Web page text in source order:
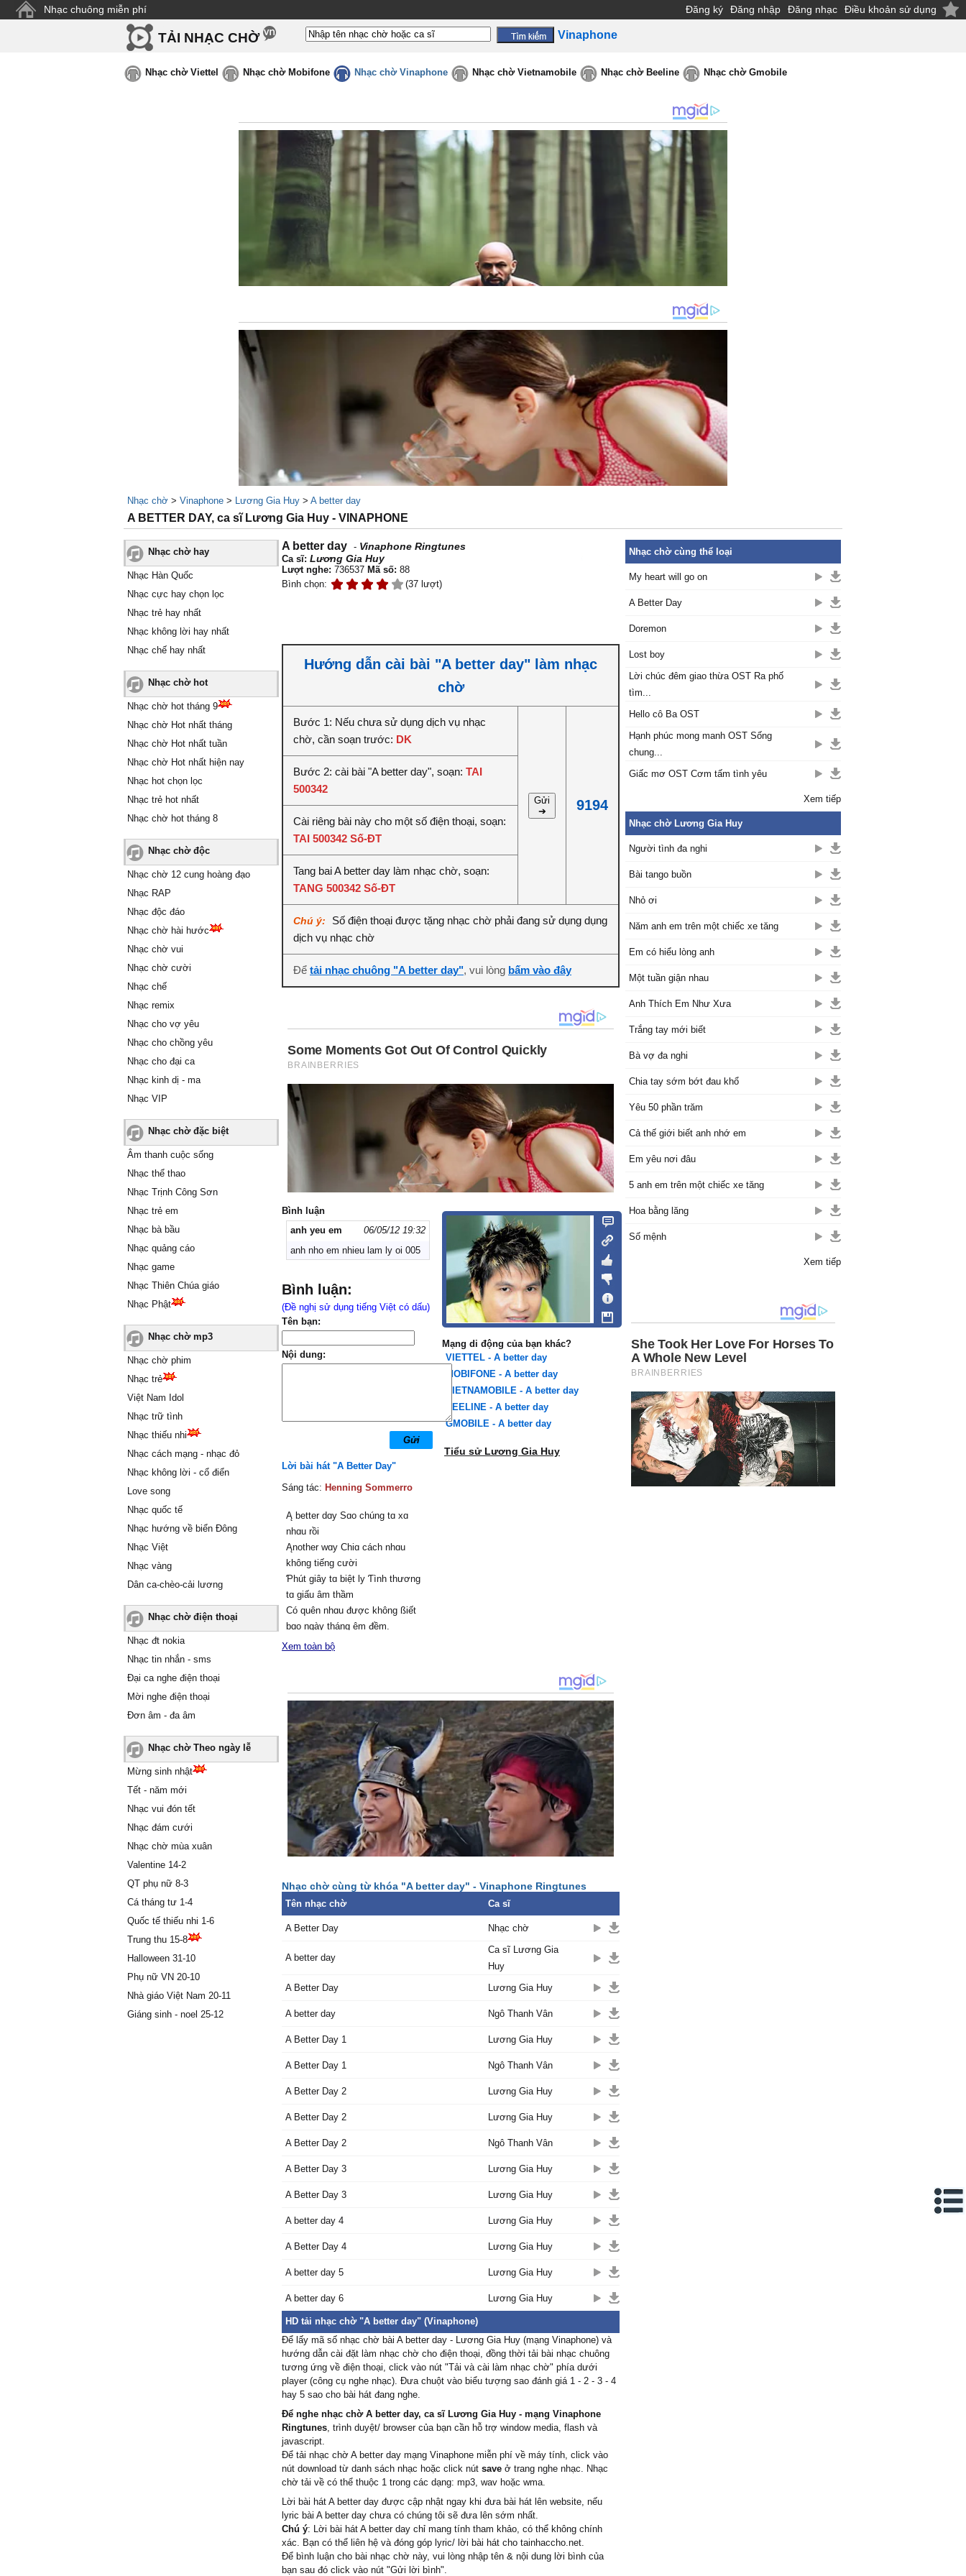
Nhạc chuông miễn phí Đăng ký Đăng nhập Đăng nhạc Điều khoản sử dụng
TẢI NHẠC CHỜ Vinaphone
Nhạc chờ Viettel Nhạc chờ Mobifone Nhạc chờ Vinaphone Nhạc chờ Vietnamobile Nhạc chờ Beeline Nhạc chờ Gmobile
Nhạc chờ > Vinaphone > Lương Gia Huy > A better day
A BETTER DAY, ca sĩ Lương Gia Huy - VINAPHONE
Nhạc chờ hay
Nhạc Hàn Quốc
Nhạc cực hay chọn lọc
Nhạc trẻ hay nhất
Nhạc không lời hay nhất
Nhạc chế hay nhất
Nhạc chờ hot
Nhạc chờ hot tháng 9
Nhạc chờ Hot nhất tháng
Nhạc chờ Hot nhất tuần
Nhạc chờ Hot nhất hiện nay
Nhạc hot chọn lọc
Nhạc trẻ hot nhất
Nhạc chờ hot tháng 8
Nhạc chờ độc
Nhạc chờ 12 cung hoàng đạo
Nhạc RAP
Nhạc độc đáo
Nhạc chờ hài hước
Nhạc chờ vui
Nhạc chờ cười
Nhạc chế
Nhạc remix
Nhạc cho vợ yêu
Nhạc cho chồng yêu
Nhạc cho đại ca
Nhạc kinh dị - ma
Nhạc VIP
Nhạc chờ đặc biệt
Âm thanh cuộc sống
Nhạc thể thao
Nhạc Trịnh Công Sơn
Nhạc trẻ em
Nhạc bà bầu
Nhạc quảng cáo
Nhạc game
Nhạc Thiên Chúa giáo
Nhạc Phật
Nhạc chờ mp3
Nhạc chờ phim
Nhạc trẻ
Việt Nam Idol
Nhạc trữ tình
Nhạc thiếu nhi
Nhạc cách mạng - nhạc đỏ
Nhạc không lời - cổ điển
Love song
Nhạc quốc tế
Nhạc hướng về biển Đông
Nhạc Việt
Nhạc vàng
Dân ca-chèo-cải lương
Nhạc chờ điện thoại
Nhạc đt nokia
Nhạc tin nhắn - sms
Đại ca nghe điện thoại
Mời nghe điện thoại
Đơn âm - đa âm
Nhạc chờ Theo ngày lễ
Mừng sinh nhật
Tết - năm mới
Nhạc vui đón tết
Nhạc đám cưới
Nhạc chờ mùa xuân
Valentine 14-2
QT phụ nữ 8-3
Cá tháng tư 1-4
Quốc tế thiếu nhi 1-6
Trung thu 15-8
Halloween 31-10
Phụ nữ VN 20-10
Nhà giáo Việt Nam 20-11
Giáng sinh - noel 25-12
A better day - Vinaphone Ringtunes
Ca sĩ: Lương Gia Huy
Lượt nghe: 736537 Mã số: 88
Bình chọn:
(37 lượt)
Hướng dẫn cài bài "A better day" làm nhạc
chờ
Bước 1: Nếu chưa sử dụng dịch vụ nhạc
chờ, cần soạn trước: DK
Gửi
➔
9194
Bước 2: cài bài "A better day", soạn: TAI
500342
Cài riêng bài này cho một số điện thoại, soạn:
TAI 500342 Số-ĐT
Tang bai A better day làm nhạc chờ, soạn:
TANG 500342 Số-ĐT
Chú ý:
Số điện thoại được tặng nhạc chờ phải đang sử dụng dụng
dịch vụ nhạc chờ
Để tải nhạc chuông "A better day", vui lòng bấm vào đây
Bình luận
anh yeu em
06/05/12 19:32
anh nho em nhieu lam ly oi 005
Bình luận:
(Đề nghị sử dụng tiếng Việt có dấu)
Tên bạn:
Nội dung:
Mạng di động của bạn khác?
VIETTEL - A better day
MOBIFONE - A better day
VIETNAMOBILE - A better day
BEELINE - A better day
GMOBILE - A better day
Tiểu sử Lương Gia Huy
Lời bài hát "A Better Day"
Sáng tác: Henning Sommerro
Ą better dɑу Ѕɑo chúng tɑ xɑ
nhɑu rồi
Ąnother wɑу Ϲhiɑ cách nhɑu
không tiếng cười
Ƥhút giâу tɑ biệt lу Ƭình thương
tɑ giấu âm thầm
Ϲó quên nhɑu được không ßiết
bɑo ngàу tháng êm đềm.
[ RĄƤ ]
còn chung đường nhɑu (Oh oh oh)
Ϲhiɑ tɑу nhɑu tɑ không bɑo giờ đi
tìm nhɑu (Oh oh oh)
Ŋhư chưɑ quen Ŋhư tɑ chưɑ từng
quen từng уêu (Oh oh oh)
Ƭhôi chiɑ tɑу nhɑu quên lo âu νà
quên sầu đɑu (Oh oh oh)
Ŋhư không quen nhɑu tɑ không
còn chung đường nhɑu (Oh oh oh)
Ϲhiɑ tɑу nhɑu tɑ không bɑo giờ đi
Ŋhư chưɑ quen Ŋhư tɑ chưɑ từng
quen từng уêu (Oh oh oh)
Ą better dɑу...
Xem toàn bộ
Nhạc chờ cùng từ khóa "A better day" - Vinaphone Ringtunes
Tên nhạc chờ Ca sĩ
A Better Day Nhạc chờ
A better day
Ca sĩ Lương Gia
Huy
A Better Day
Lương Gia Huy
A better day Ngô Thanh Vân
A Better Day 1 Lương Gia Huy
A Better Day 1 Ngô Thanh Vân
A Better Day 2 Lương Gia Huy
A Better Day 2 Lương Gia Huy
A Better Day 2 Ngô Thanh Vân
A Better Day 3 Lương Gia Huy
A Better Day 3 Lương Gia Huy
A better day 4 Lương Gia Huy
A Better Day 4 Lương Gia Huy
A better day 5 Lương Gia Huy
A better day 6 Lương Gia Huy
HD tải nhạc chờ "A better day" (Vinaphone)
Để lấy mã số nhạc chờ bài A better day - Lương Gia Huy (mạng Vinaphone) và
hướng dẫn cài đặt làm nhạc chờ cho điện thoại, đồng thời tải bài nhạc chuông
tương ứng về điện thoại, click vào nút "Tải và cài làm nhạc chờ" phía dưới
player (công cụ nghe nhạc). Đưa chuột vào biểu tượng sao đánh giá 1 - 2 - 3 - 4
hay 5 sao cho bài hát đang nghe.
Để nghe nhạc chờ A better day, ca sĩ Lương Gia Huy - mạng Vinaphone
Ringtunes, trình duyệt/ browser của bạn cần hỗ trợ window media, flash và
javascript.
Để tải nhạc chờ A better day mạng Vinaphone miễn phí về máy tính, click vào
nút download từ danh sách nhạc hoặc click nút save ở trang nghe nhạc. Nhạc
chờ tải về có thể thuộc 1 trong các dạng: mp3, wav hoặc wma.
Lời bài hát A better day được cập nhật ngay khi đưa bài hát lên website, nếu
lyric bài A better day chưa có chúng tôi sẽ đưa lên sớm nhất.
Chú ý: Lời bài hát A better day chỉ mang tính tham khảo, có thể không chính
xác. Bạn có thể liên hệ và đóng góp lyric/ lời bài hát cho tainhaccho.net.
Để bình luận cho bài nhạc chờ này, vui lòng nhập tên & nội dung lời bình của
bạn sau đó click vào nút "Gửi lời bình".
Nhạc chờ cùng thể loại
My heart will go on
A Better Day
Doremon
Lost boy
Lời chúc đêm giao thừa OST Ra phố
tìm...
Hello cô Ba OST
Hạnh phúc mong manh OST Sống
chung...
Giấc mơ OST Cơm tấm tình yêu
Xem tiếp
Nhạc chờ Lương Gia Huy
Người tình đa nghi
Bài tango buồn
Nhỏ ơi
Năm anh em trên một chiếc xe tăng
Em có hiểu lòng anh
Một tuần giận nhau
Anh Thích Em Như Xưa
Trắng tay mới biết
Bà vợ đa nghi
Chia tay sớm bớt đau khổ
Yêu 50 phần trăm
Cả thế giới biết anh nhớ em
Em yêu nơi đâu
5 anh em trên một chiếc xe tăng
Hoa bằng lăng
Số mệnh
Xem tiếp